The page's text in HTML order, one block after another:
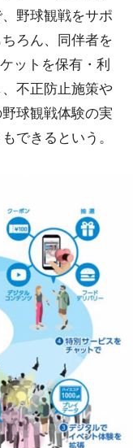
野球観戦をサポ
ろん、同伴者を
ットを保有・利
不正防止施策や
球観戦体験の実
できるという。